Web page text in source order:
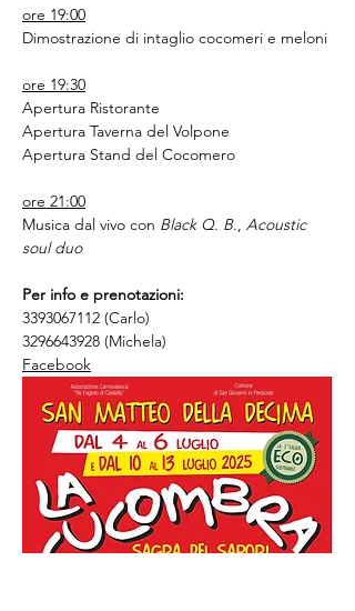
ore 19:00
Dimostrazione di intaglio cocomeri e meloni
ore 19:30
Apertura Ristorante
Apertura Taverna del Volpone
Apertura Stand del Cocomero
ore 21:00
Musica dal vivo con Black Q. B., Acoustic
soul duo
Per info e prenotazioni:
3393067112 (Carlo)
3296643928 (Michela)
Facebook